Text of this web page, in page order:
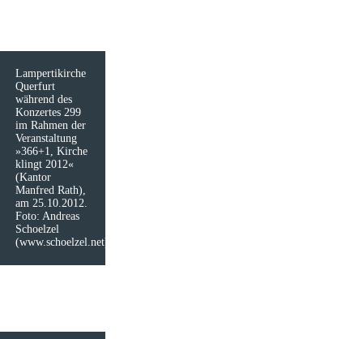
Lampertikirche
Querfurt
während des
Konzertes 299
im Rahmen der
Veranstaltung
»366+1, Kirche
klingt 2012«
(Kantor
Manfred Rath),
am 25.10.2012.
Foto: Andreas
Schoelzel
(www.schoelzel.net)